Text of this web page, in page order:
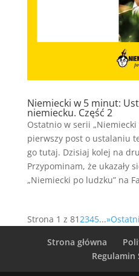
Niemiecki w 5 minut:
niemiecku. Część 2
Ostatnio w serii „Niemiecki
pierwszy post o ustalaniu
go tutaj. Dzisiaj kolej na
Przypominam, że ukazały
„Niemiecki po ludzku” na
Strona 1 z 812345...»
Strona główna
Regulamin